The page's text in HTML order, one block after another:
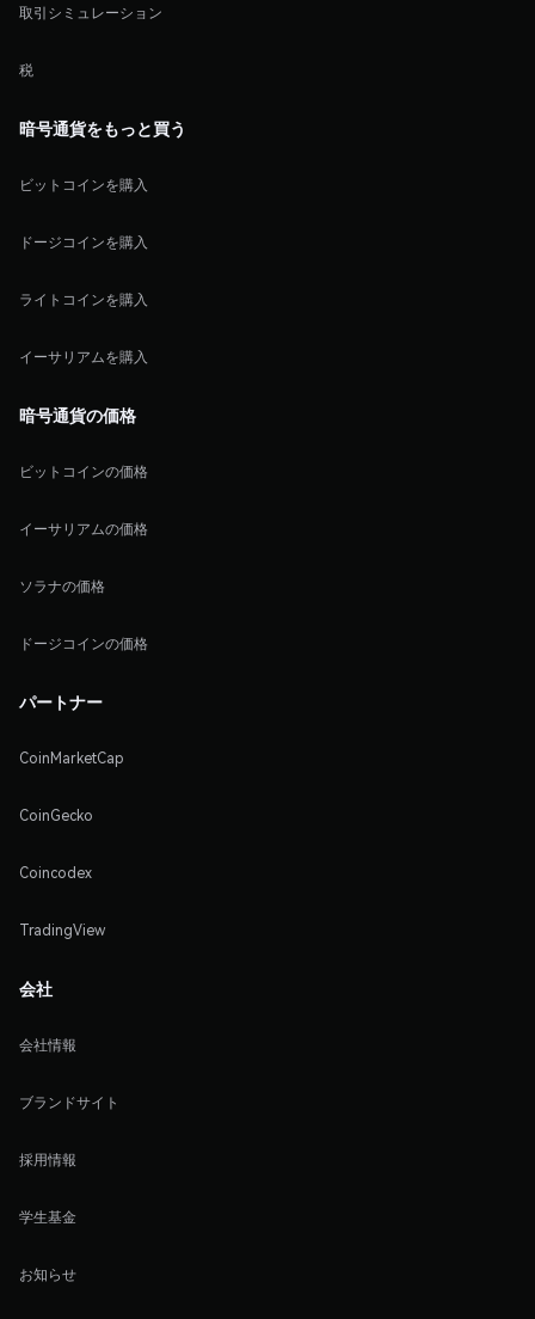
取引シミュレーション
税
暗号通貨をもっと買う
ビットコインを購入
ドージコインを購入
ライトコインを購入
イーサリアムを購入
暗号通貨の価格
ビットコインの価格
イーサリアムの価格
ソラナの価格
ドージコインの価格
パートナー
CoinMarketCap
CoinGecko
Coincodex
TradingView
会社
会社情報
ブランドサイト
採用情報
学生基金
お知らせ